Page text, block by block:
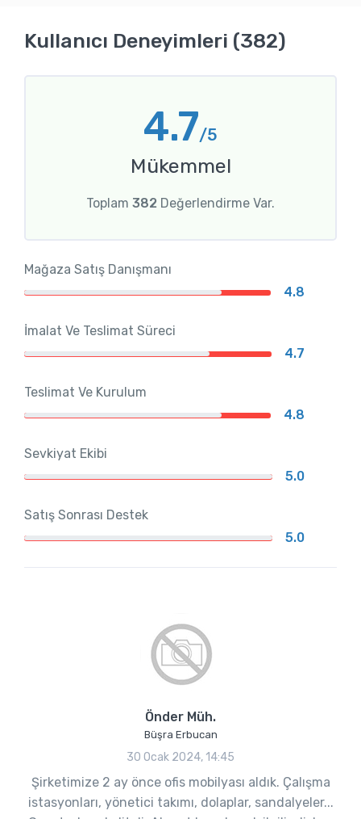
Kullanıcı Deneyimleri (382)
4.7/5
Mükemmel
Toplam 382 Değerlendirme Var.
Mağaza Satış Danışmanı
4.8
İmalat Ve Teslimat Süreci
4.7
Teslimat Ve Kurulum
4.8
Sevkiyat Ekibi
5.0
Satış Sonrası Destek
5.0
Önder Müh.
Büşra Erbucan
30 Ocak 2024, 14:45
Şirketimize 2 ay önce ofis mobilyası aldık. Çalışma
istasyonları, yönetici takımı, dolaplar, sandalyeler...